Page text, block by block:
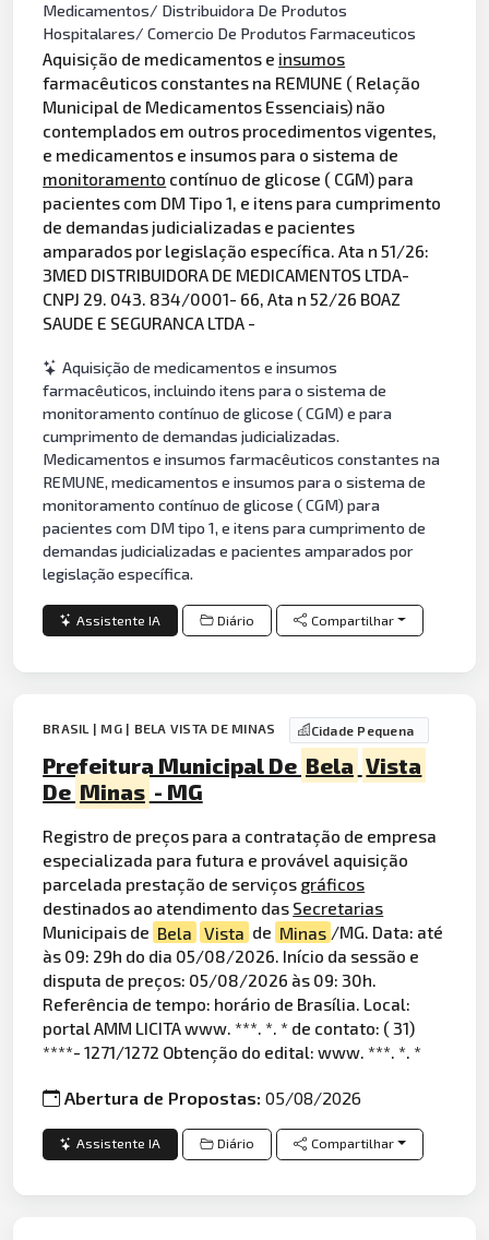
Medicamentos/ Distribuidora De Produtos
Hospitalares/ Comercio De Produtos Farmaceuticos
Aquisição de medicamentos e insumos
farmacêuticos constantes na REMUNE ( Relação
Municipal de Medicamentos Essenciais) não
contemplados em outros procedimentos vigentes,
e medicamentos e insumos para o sistema de
monitoramento contínuo de glicose ( CGM) para
pacientes com DM Tipo 1, e itens para cumprimento
de demandas judicializadas e pacientes
amparados por legislação específica. Ata n 51/26:
3MED DISTRIBUIDORA DE MEDICAMENTOS LTDA-
CNPJ 29. 043. 834/0001- 66, Ata n 52/26 BOAZ
SAUDE E SEGURANCA LTDA -
Aquisição de medicamentos e insumos
farmacêuticos, incluindo itens para o sistema de
monitoramento contínuo de glicose ( CGM) e para
cumprimento de demandas judicializadas.
Medicamentos e insumos farmacêuticos constantes na
REMUNE, medicamentos e insumos para o sistema de
monitoramento contínuo de glicose ( CGM) para
pacientes com DM tipo 1, e itens para cumprimento de
demandas judicializadas e pacientes amparados por
legislação específica.
Assistente IA Diário Compartilhar
BRASIL | MG | BELA VISTA DE MINAS Cidade Pequena
Prefeitura Municipal De Bela Vista
De Minas - MG
Registro de preços para a contratação de empresa
especializada para futura e provável aquisição
parcelada prestação de serviços gráficos
destinados ao atendimento das Secretarias
Municipais de Bela Vista de Minas /MG. Data: até
às 09: 29h do dia 05/08/2026. Início da sessão e
disputa de preços: 05/08/2026 às 09: 30h.
Referência de tempo: horário de Brasília. Local:
portal AMM LICITA www. ***. *. * de contato: ( 31)
****- 1271/1272 Obtenção do edital: www. ***. *. *
Abertura de Propostas:05/08/2026
Assistente IA Diário Compartilhar